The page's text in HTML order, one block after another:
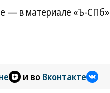
— в материале «Ъ-СПб»
и во Вконтакте